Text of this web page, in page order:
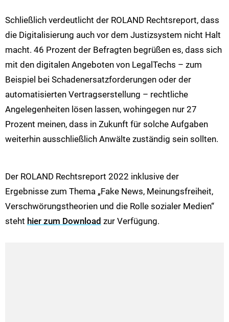
Schließlich verdeutlicht der ROLAND Rechtsreport, dass
die Digitalisierung auch vor dem Justizsystem nicht Halt
macht. 46 Prozent der Befragten begrüßen es, dass sich
mit den digitalen Angeboten von LegalTechs – zum
Beispiel bei Schadenersatzforderungen oder der
automatisierten Vertragserstellung – rechtliche
Angelegenheiten lösen lassen, wohingegen nur 27
Prozent meinen, dass in Zukunft für solche Aufgaben
weiterhin ausschließlich Anwälte zuständig sein sollten.
Der ROLAND Rechtsreport 2022 inklusive der
Ergebnisse zum Thema „Fake News, Meinungsfreiheit,
Verschwörungstheorien und die Rolle sozialer Medien“
steht hier zum Download zur Verfügung.